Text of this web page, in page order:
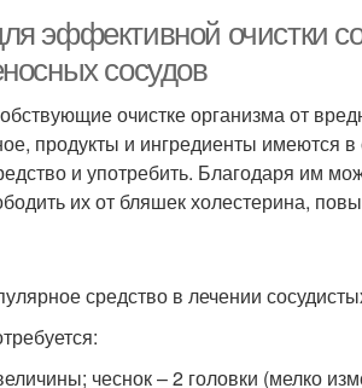
эффективной очистки
сосудов
очистке организма от
продукты и ингредиенты имеются
и употребить. Благодаря им
их от бляшек холестерина,
средство в лечении
чеснок – 2 головки (мелко